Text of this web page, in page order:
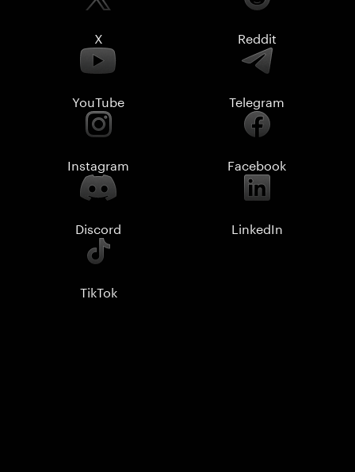
X Reddit
YouTube Telegram
Instagram Facebook
Discord LinkedIn
TikTok